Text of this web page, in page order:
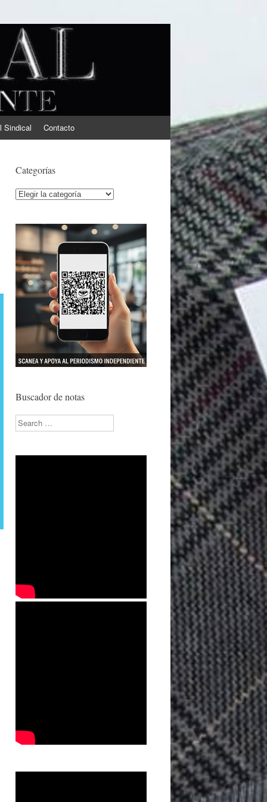
Sindical Contacto
Categorías
Categorías
Buscador de notas
Search